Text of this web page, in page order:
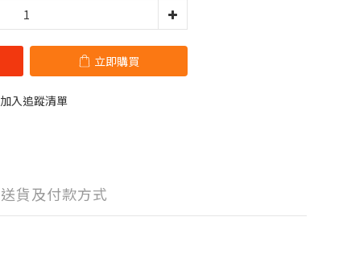
立即購買
加入追蹤清單
送貨及付款方式